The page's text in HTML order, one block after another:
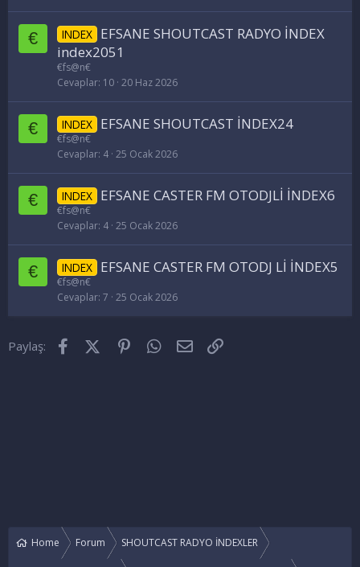
€ INDEX EFSANE SHOUTCAST RADYO İNDEX
index2051
€fs@n€
Cevaplar 10 20 Haz 2026
€ INDEX EFSANE SHOUTCAST İNDEX24
€fs@n€
Cevaplar 4 25 Ocak 2026
€ INDEX EFSANE CASTER FM OTODJLİ İNDEX6
€fs@n€
Cevaplar 4 25 Ocak 2026
€ INDEX EFSANE CASTER FM OTODJ Lİ İNDEX5
€fs@n€
Cevaplar 7 25 Ocak 2026
Paylaş: FacebookX (Twitter)PinterestWhatsApp
E-posta
Home Forum SHOUTCAST RADYO İNDEXLER